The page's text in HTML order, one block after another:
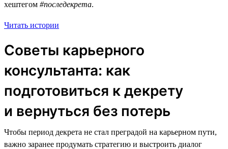
хештегом #последекрета.
Читать истории
Советы карьерного
консультанта: как
подготовиться к декрету
и вернуться без потерь
Чтобы период декрета не стал преградой на карьерном пути,
важно заранее продумать стратегию и выстроить диалог